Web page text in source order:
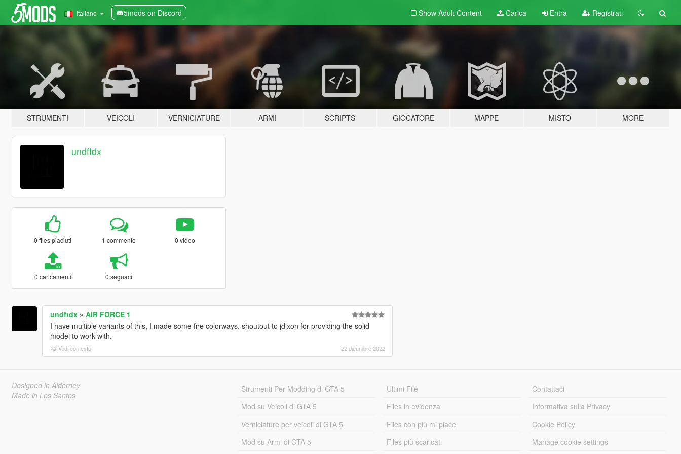
Italiano 5mods on Discord Show Adult Content Carica Entra Registrati
STRUMENTI VEICOLI VERNICIATURE ARMI SCRIPTS GIOCATORE MAPPE MISTO MORE
undftdx
0 files piaciuti 1 commento 0 video
0 caricamenti 0 seguaci
undftdx» AIR FORCE 1
I have multiple variants of this, I made some fire colorways. shoutout to jdixon for providing the solid
model to work with.
Vedi contesto 22 dicembre 2022
Designed in Alderney
Made in Los Santos
Strumenti Per Modding di GTA 5
Mod su Veicoli di GTA 5
Verniciature per veicoli di GTA 5
Mod su Armi di GTA 5
Ultimi File
Files in evidenza
Files con più mi piace
Files più scaricati
Contattaci
Informativa sulla Privacy
Cookie Policy
Manage cookie settings